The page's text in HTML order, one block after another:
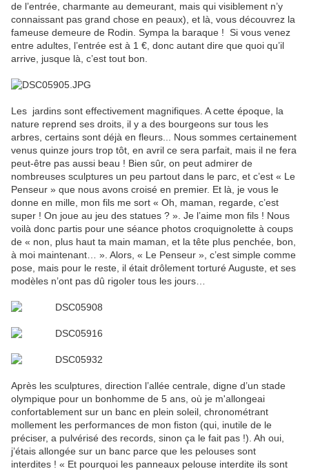
de l’entrée, charmante au demeurant, mais qui visiblement n’y
connaissant pas grand chose en peaux), et là, vous découvrez la
fameuse demeure de Rodin. Sympa la baraque ! Si vous venez
entre adultes, l’entrée est à 1 €, donc autant dire que quoi qu’il
arrive, jusque là, c’est tout bon.
Les jardins sont effectivement magnifiques. A cette époque, la
nature reprend ses droits, il y a des bourgeons sur tous les
arbres, certains sont déjà en fleurs... Nous sommes certainement
venus quinze jours trop tôt, en avril ce sera parfait, mais il ne fera
peut-être pas aussi beau ! Bien sûr, on peut admirer de
nombreuses sculptures un peu partout dans le parc, et c’est « Le
Penseur » que nous avons croisé en premier. Et là, je vous le
donne en mille, mon fils me sort « Oh, maman, regarde, c’est
super ! On joue au jeu des statues ? ». Je l’aime mon fils ! Nous
voilà donc partis pour une séance photos croquignolette à coups
de « non, plus haut ta main maman, et la tête plus penchée, bon,
à moi maintenant… ». Alors, « Le Penseur », c’est simple comme
pose, mais pour le reste, il était drôlement torturé Auguste, et ses
modèles n’ont pas dû rigoler tous les jours…
Après les sculptures, direction l’allée centrale, digne d’un stade
olympique pour un bonhomme de 5 ans, où je m'allongeai
confortablement sur un banc en plein soleil, chronométrant
mollement les performances de mon fiston (qui, inutile de le
préciser, a pulvérisé des records, sinon ça le fait pas !). Ah oui,
j’étais allongée sur un banc parce que les pelouses sont
interdites ! « Et pourquoi les panneaux pelouse interdite ils sont